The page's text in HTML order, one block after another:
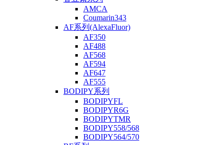
AMCA
Coumarin343
AF系列(AlexaFluor)
AF350
AF488
AF568
AF594
AF647
AF555
BODIPY系列
BODIPYFL
BODIPYR6G
BODIPYTMR
BODIPY558/568
BODIPY564/570